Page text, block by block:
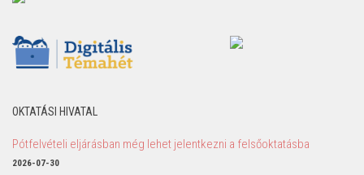
OKTATÁSI HIVATAL
Pótfelvételi eljárásban még lehet jelentkezni a felsőoktatásba
2026-07-30